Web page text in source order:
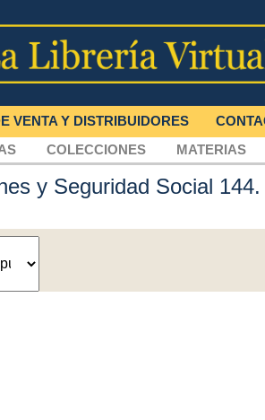
VENTA Y DISTRIBUIDORES
COLECCIONES MATERIAS
y Seguridad Social